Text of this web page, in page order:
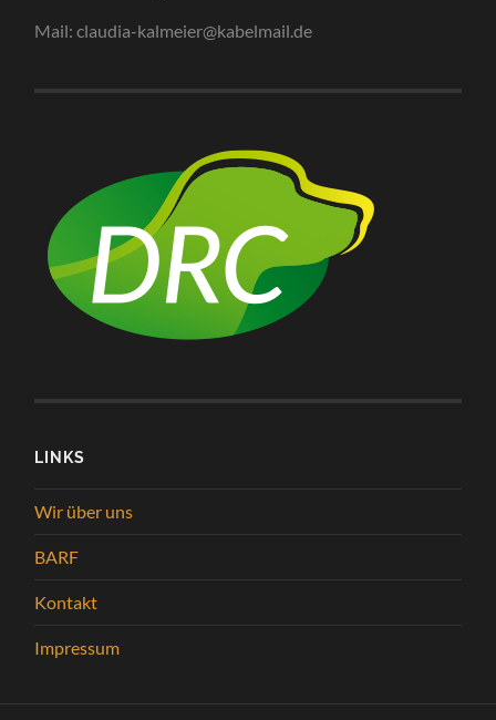
Mail: claudia-kalmeier@kabelmail.de
LINKS
Wir über uns
BARF
Kontakt
Impressum